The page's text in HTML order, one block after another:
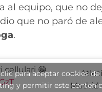
al equipo, que no
que no paró de
.
cellulari 😁
—
Madrid
para aceptar cookies de
y permitir este